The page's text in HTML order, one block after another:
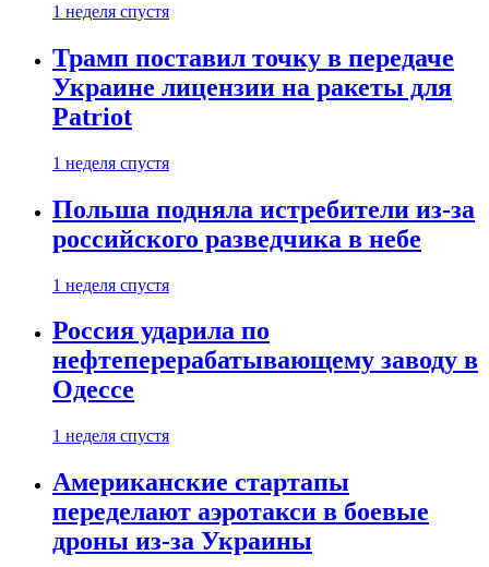
1 неделя спустя
Трамп поставил точку в передаче
Украине лицензии на ракеты для
Patriot
1 неделя спустя
Польша подняла истребители из-за
российского разведчика в небе
1 неделя спустя
Россия ударила по
нефтеперерабатывающему заводу в
Одессе
1 неделя спустя
Американские стартапы
переделают аэротакси в боевые
дроны из-за Украины